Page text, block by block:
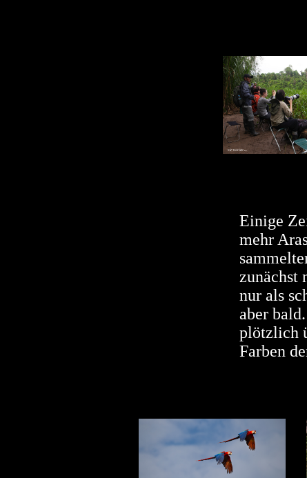
Einige
mehr
zunächst
nur als
aber
plötzlich
Farben